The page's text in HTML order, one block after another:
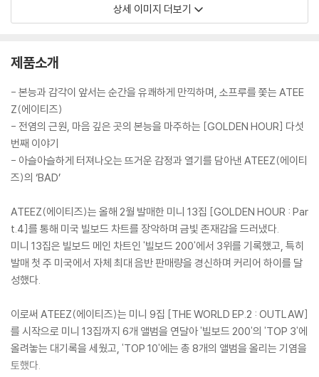
상세 이미지 더보기
제품소개
- 본능과 감각이 앞서는 순간을 유쾌하게 만끽하며, 소프루를 쫓는 ATEE
Z(에이티즈)
- 전염의 근원, 마음 깊은 곳의 본능을 마주하는 [GOLDEN HOUR] 다섯
번째 이야기
- 아슬아슬하게 터져나오는 뜨거운 감정과 열기를 담아낸 ATEEZ(에이티
즈)의 ‘BAD’
ATEEZ(에이티즈)는 올해 2월 발매한 미니 13집 [GOLDEN HOUR : Par
t.4]를 통해 미국 빌보드 차트를 장악하며 금빛 존재감을 드러냈다.
미니 13집은 빌보드 메인 차트인 '빌보드 200'에서 3위를 기록했고, 특히
발매 첫 주 미국에서 자체 최대 음반 판매량을 경신하며 커리어 하이를 달
성했다.
이로써 ATEEZ(에이티즈)는 미니 9집 [THE WORLD EP.2 : OUTLAW]
를 시작으로 미니 13집까지 6개 앨범을 연달아 '빌보드 200'의 'TOP 3'에
올려놓는 대기록을 세웠고, 'TOP 10'에는 총 8개의 앨범을 올리는 기염을
토했다.